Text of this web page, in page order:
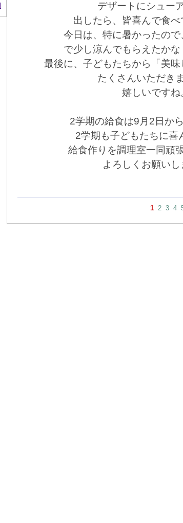
デザートにシュー
出したら、皆喜んで食
今日は、特に暑かったの
で少し涼んでもらえたか
最後に、子どもたちから「美
たくさんいただき
嬉しいですね
2学期の給食は9月2日か
2学期も子どもたちに喜
給食作りを調理室一同頑
よろしくお願いし
1 2 3 4